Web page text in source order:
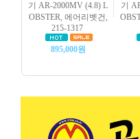
기 AR-2000MV (4.8) L
OBSTER, 에어리벳건,
215-1317
895,000원
기